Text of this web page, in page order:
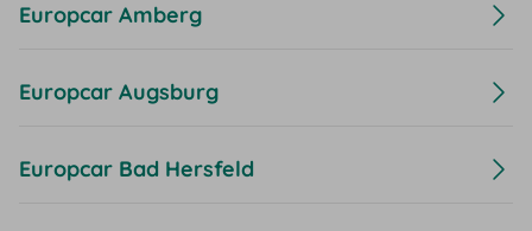
Europcar Amberg
Europcar Augsburg
Europcar Bad Hersfeld